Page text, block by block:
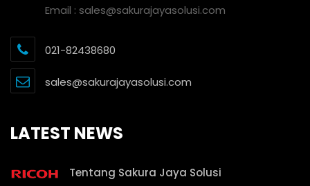
Email : sales@sakurajayasolusi.com
021-82438680
sales@sakurajayasolusi.com
LATEST NEWS
Tentang Sakura Jaya Solusi